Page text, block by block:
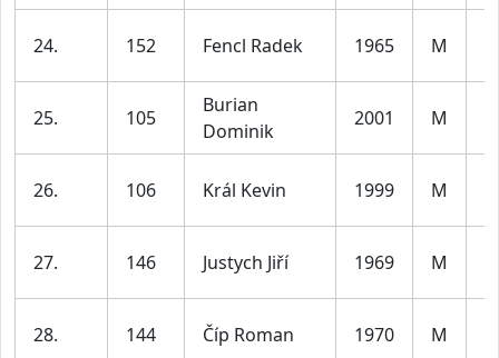
24. 152 Fencl Radek 1965 M
25. 105
Burian
Dominik
2001 M
26. 106 Král Kevin 1999 M
27. 146 Justych Jiří 1969 M
28. 144 Číp Roman 1970 M